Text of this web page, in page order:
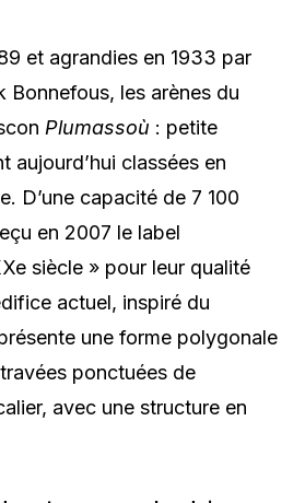
et agrandies en 1933 par
Bonnefous, les arènes du
Plumassoù : petite
aujourd’hui classées en
D’une capacité de 7 100
en 2007 le label
siècle » pour leur qualité
actuel, inspiré du
une forme polygonale
ponctuées de
avec une structure en